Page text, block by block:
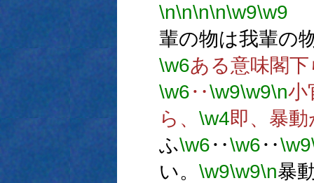
\n\n\n\n\w9\w9
輩の物は我輩の
\w6ある意味閣
\w6‥\w9\w9\n小
ら、 \w4即、暴
ふ\w6‥\w6‥\w9
い。 \w9\w9\n暴